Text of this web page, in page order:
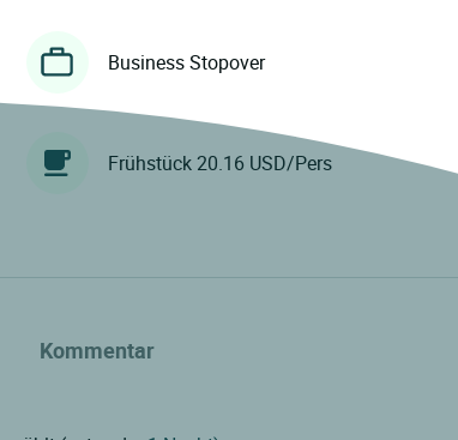
Business Stopover
Frühstück 20.16 USD/Pers
Kommentar